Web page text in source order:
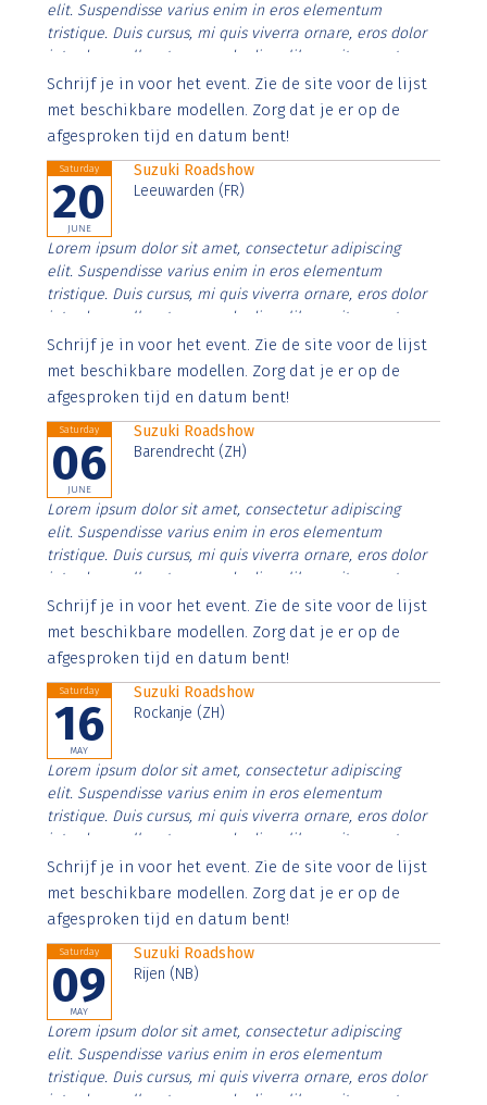
elit. Suspendisse varius enim in eros elementum
tristique. Duis cursus, mi quis viverra ornare, eros dolor
interdum nulla, ut commodo diam libero vitae erat.
Aenean faucibus nibh et justo cursus id rutrum lorem
imperdiet. Nunc ut sem vitae risus tristique posuere.
Schrijf je in voor het event. Zie de site voor de lijst
met beschikbare modellen. Zorg dat je er op de
afgesproken tijd en datum bent!
Saturday
20
JUNE
Suzuki Roadshow
Leeuwarden (FR)
Lorem ipsum dolor sit amet, consectetur adipiscing
elit. Suspendisse varius enim in eros elementum
tristique. Duis cursus, mi quis viverra ornare, eros dolor
interdum nulla, ut commodo diam libero vitae erat.
Aenean faucibus nibh et justo cursus id rutrum lorem
imperdiet. Nunc ut sem vitae risus tristique posuere.
Schrijf je in voor het event. Zie de site voor de lijst
met beschikbare modellen. Zorg dat je er op de
afgesproken tijd en datum bent!
Saturday
06
JUNE
Suzuki Roadshow
Barendrecht (ZH)
Lorem ipsum dolor sit amet, consectetur adipiscing
elit. Suspendisse varius enim in eros elementum
tristique. Duis cursus, mi quis viverra ornare, eros dolor
interdum nulla, ut commodo diam libero vitae erat.
Aenean faucibus nibh et justo cursus id rutrum lorem
imperdiet. Nunc ut sem vitae risus tristique posuere.
Schrijf je in voor het event. Zie de site voor de lijst
met beschikbare modellen. Zorg dat je er op de
afgesproken tijd en datum bent!
Saturday
16
MAY
Suzuki Roadshow
Rockanje (ZH)
Lorem ipsum dolor sit amet, consectetur adipiscing
elit. Suspendisse varius enim in eros elementum
tristique. Duis cursus, mi quis viverra ornare, eros dolor
interdum nulla, ut commodo diam libero vitae erat.
Aenean faucibus nibh et justo cursus id rutrum lorem
imperdiet. Nunc ut sem vitae risus tristique posuere.
Schrijf je in voor het event. Zie de site voor de lijst
met beschikbare modellen. Zorg dat je er op de
afgesproken tijd en datum bent!
Saturday
09
MAY
Suzuki Roadshow
Rijen (NB)
Lorem ipsum dolor sit amet, consectetur adipiscing
elit. Suspendisse varius enim in eros elementum
tristique. Duis cursus, mi quis viverra ornare, eros dolor
interdum nulla, ut commodo diam libero vitae erat.